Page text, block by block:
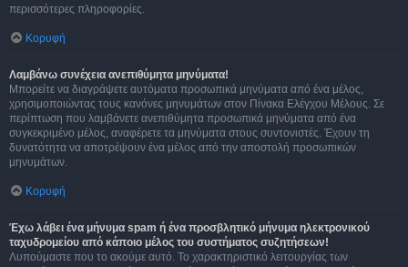
περισσότερες πληροφορίες.
Κορυφή
Λαμβάνω συνέχεια ανεπιθύμητα μηνύματα!
Μπορείτε να διαγράψετε αυτόματα προσωπικά μηνύματα από ένα μέλος,
χρησιμοποιώντας τους κανόνες μηνυμάτων στον Πίνακα Ελέγχου Μέλους. Σε
περίπτωση που λαμβάνετε ανεπιθύμητα προσωπικά μηνύματα από ένα
συγκεκριμένο μέλος, αναφέρετε τα μηνύματα στους συντονιστές. Έχουν τη
δυνατότητα να αποτρέψουν ένα μέλος από την αποστολή προσωπικών
μηνυμάτων.
Κορυφή
Έχω λάβει ένα μήνυμα spam ή ένα προσβλητικό μήνυμα ηλεκτρονικού
ταχυδρομείου από κάποιο μέλος του συστήματος συζητήσεων!
Λυπούμαστε που το ακούμε αυτό. Το χαρακτηριστικό λειτουργίας των